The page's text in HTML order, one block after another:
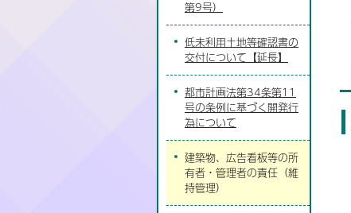
第9号）
低未利用土地等確認書の
交付について【延長】
都市計画法第34条第11
号の条例に基づく開発行
為について
建築物、広告看板等の所
有者・管理者の責任（維
持管理）